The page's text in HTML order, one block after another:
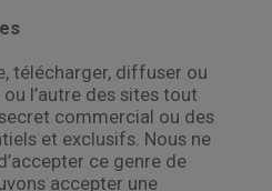
télécharger, diffuser ou
l’autre des sites tout
commercial ou des
et exclusifs. Nous ne
ce genre de
accepter une